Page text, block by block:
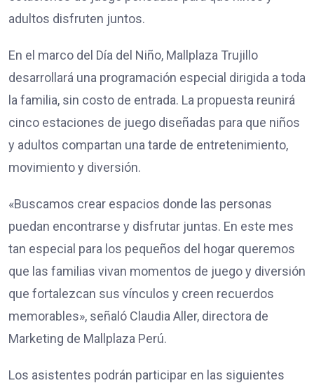
adultos disfruten juntos.
En el marco del Día del Niño, Mallplaza Trujillo
desarrollará una programación especial dirigida a toda
la familia, sin costo de entrada. La propuesta reunirá
cinco estaciones de juego diseñadas para que niños
y adultos compartan una tarde de entretenimiento,
movimiento y diversión.
«Buscamos crear espacios donde las personas
puedan encontrarse y disfrutar juntas. En este mes
tan especial para los pequeños del hogar queremos
que las familias vivan momentos de juego y diversión
que fortalezcan sus vínculos y creen recuerdos
memorables», señaló Claudia Aller, directora de
Marketing de Mallplaza Perú.
Los asistentes podrán participar en las siguientes